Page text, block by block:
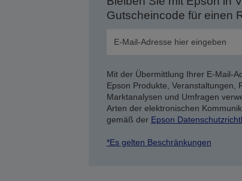
Gutscheincode für einen
Mit der Übermittlung Ihrer E-Mail-
Epson Produkte, Veranstaltungen,
Marktanalysen und Umfragen
Arten der elektronischen
gemäß der Epson
*Es gelten Beschränkungen